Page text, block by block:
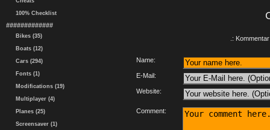
100% Checklist
#############
Bikes (35)
Boats (12)
Cars (294)
Fonts (1)
Modifications (19)
Multiplayer (4)
Planes (25)
Screensaver (1)
.:
Name:
E-Mail:
Website:
Comment: